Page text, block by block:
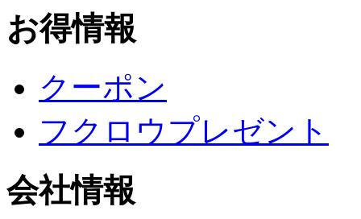
お得情報
クーポン
フクロウプレゼント
会社情報